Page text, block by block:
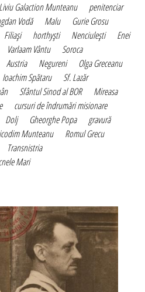
Liviu Galaction Munteanu
penitenciar
Vodă Malu
Gurie Grosu
Filiaşi horthyşti Nenciuleşti
Enei
Varlaam Vântu
Soroca
Austria Negureni
Olga Greceanu
Ioachim Spătaru
Sf. Lazăr
Sfântul Sinod al BOR
Mireasa
cursuri de îndrumări misionare
Dolj Gheorghe Popa
gravură
Munteanu
Romul Grecu
Transnistria
Mari